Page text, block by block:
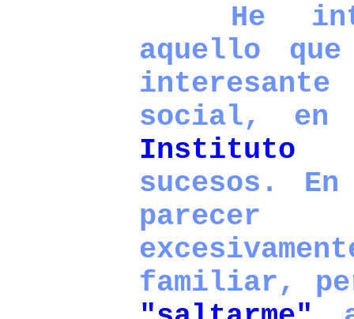
He
aquello
social,
Instituto
sucesos.
familiar,